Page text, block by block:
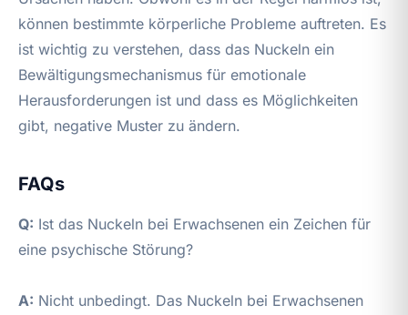
können bestimmte körperliche Probleme auftreten. Es
ist wichtig zu verstehen, dass das Nuckeln ein
Bewältigungsmechanismus für emotionale
Herausforderungen ist und dass es Möglichkeiten
gibt, negative Muster zu ändern.
FAQs
Q: Ist das Nuckeln bei Erwachsenen ein Zeichen für
eine psychische Störung?
A: Nicht unbedingt. Das Nuckeln bei Erwachsenen